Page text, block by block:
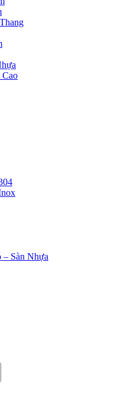
Cao
– Sàn Nhựa